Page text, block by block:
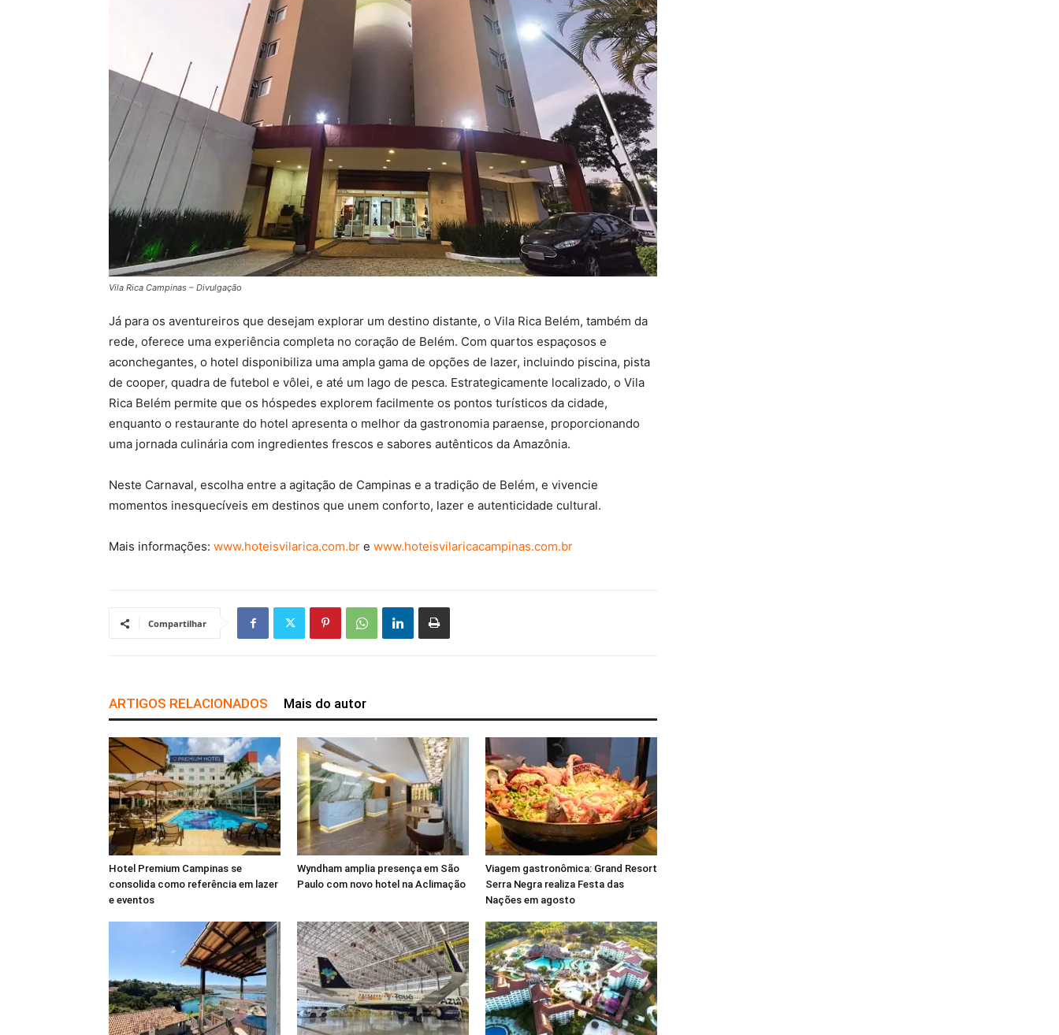
Vila Rica Campinas – Divulgação
Já para os aventureiros que desejam explorar um destino distante, o Vila Rica Belém, também da
rede, oferece uma experiência completa no coração de Belém. Com quartos espaçosos e
aconchegantes, o hotel disponibiliza uma ampla gama de opções de lazer, incluindo piscina, pista
de cooper, quadra de futebol e vôlei, e até um lago de pesca. Estrategicamente localizado, o Vila
Rica Belém permite que os hóspedes explorem facilmente os pontos turísticos da cidade,
enquanto o restaurante do hotel apresenta o melhor da gastronomia paraense, proporcionando
uma jornada culinária com ingredientes frescos e sabores autênticos da Amazônia.
Neste Carnaval, escolha entre a agitação de Campinas e a tradição de Belém, e vivencie
momentos inesquecíveis em destinos que unem conforto, lazer e autenticidade cultural.
Mais informações: www.hoteisvilarica.com.br e www.hoteisvilaricacampinas.com.br
Compartilhar
ARTIGOS RELACIONADOS Mais do autor
Hotel Premium Campinas se
consolida como referência em lazer
e eventos
Wyndham amplia presença em São
Paulo com novo hotel na Aclimação
Viagem gastronômica: Grand Resort
Serra Negra realiza Festa das
Nações em agosto